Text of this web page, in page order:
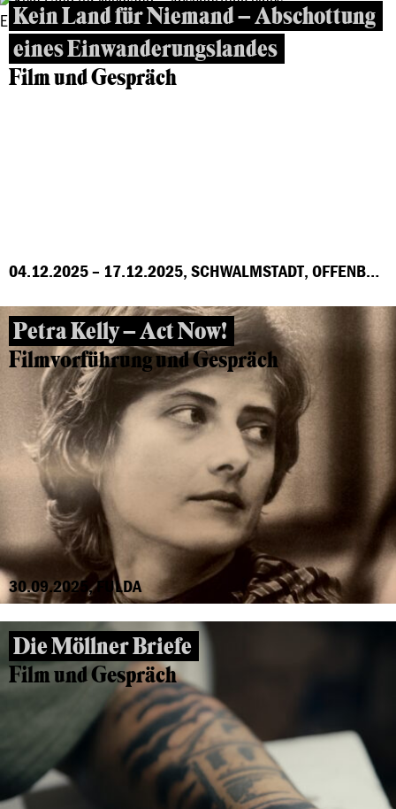
Kein Land für Niemand – Abschottung
eines Einwanderungslandes
Film und Gespräch
04.12.2025 – 17.12.2025, SCHWALMSTADT, OFFENBACH, MARBURG, FRANKFURT, GROSS-GERAU, HÖCHST
Petra Kelly – Act Now!
Filmvorführung und Gespräch
30.09.2025, FULDA
Die Möllner Briefe
Film und Gespräch